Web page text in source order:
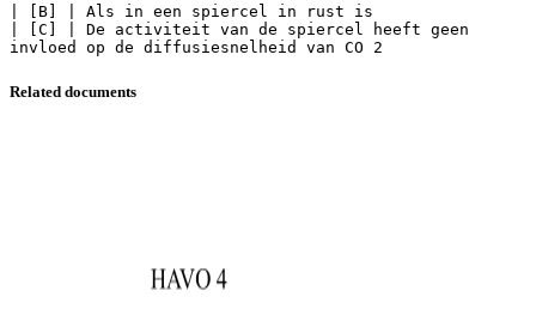
| [B] | Als in een spiercel in rust is
| [C] | De activiteit van de spiercel heeft geen
Related documents